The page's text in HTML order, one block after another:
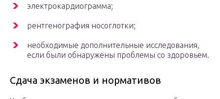
электрокардиограмма;
рентгенография носоглотки;
необходимые дополнительные исследования,
если были обнаружены проблемы со здоровьем.
Сдача экзаменов и нормативов